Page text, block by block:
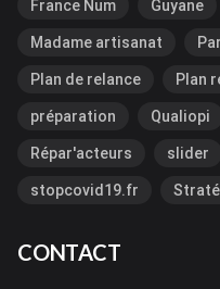
CONTACT
France Num Guyane
Madame artisanat
Plan de relance Plan
préparation Qualiopi
Répar'acteurs slider
stopcovid19.fr